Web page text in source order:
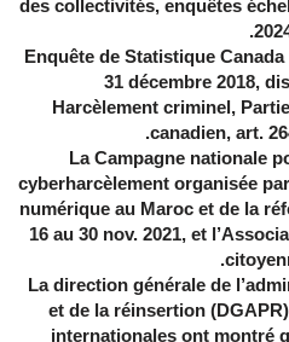
des collectivités, enquêtes
7)- Enquête de Statistique
31 décembre 2018,
8)- Harcèlement criminel,
canadien, art.
9)-La Campagne nationale
cyberharcèlement organisée
numérique au Maroc et de la
16 au 30 nov. 2021, et
10)- La direction générale de
et de la réinsertion
internationales ont montré